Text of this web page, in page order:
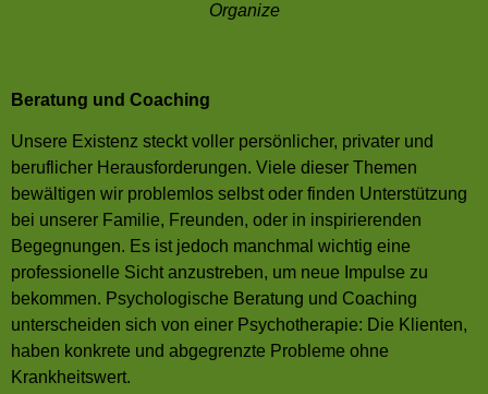
Organize
Beratung und Coaching
Unsere Existenz steckt voller persönlicher, privater und
beruflicher Herausforderungen. Viele dieser Themen
bewältigen wir problemlos selbst oder finden Unterstützung
bei unserer Familie, Freunden, oder in inspirierenden
Begegnungen. Es ist jedoch manchmal wichtig eine
professionelle Sicht anzustreben, um neue Impulse zu
bekommen. Psychologische Beratung und Coaching
unterscheiden sich von einer Psychotherapie: Die Klienten,
haben konkrete und abgegrenzte Probleme ohne
Krankheitswert.